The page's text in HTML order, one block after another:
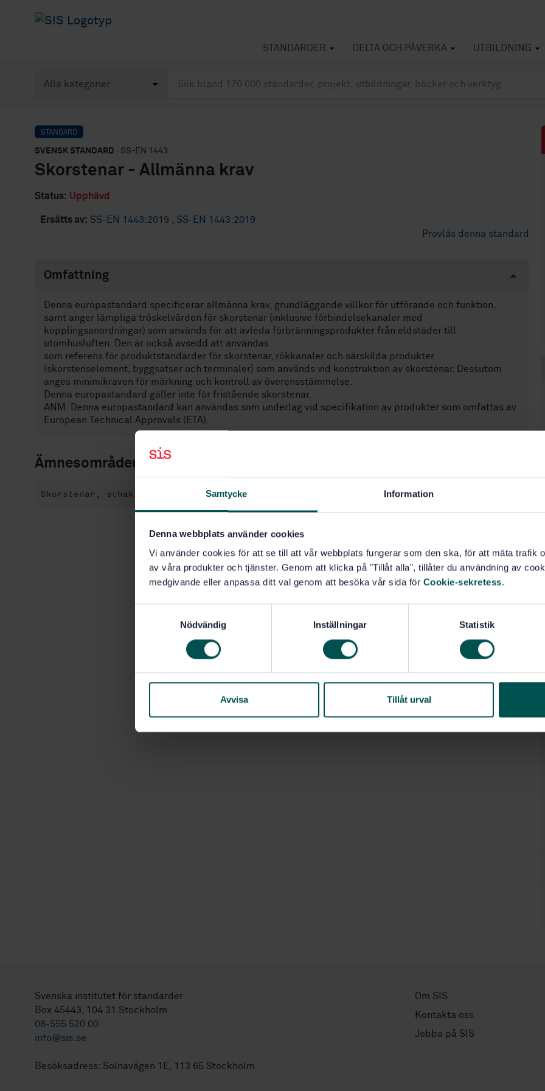
Samtycke Information
Denna webbplats använder cookies
Vi använder cookies för att se till att vår webbplats fungerar som den ska, för att mäta trafik
av våra produkter och tjänster. Genom att klicka på "Tillåt alla", tillåter du användning av
medgivande eller anpassa ditt val genom att besöka vår sida för Cookie-sekretess.
s
Nödvändig Inställningar Statistik
Avvisa Tillåt urval
STANDARDER DELTA OCH PÅVERKA UTBILDNING
STANDARD
SVENSK STANDARD · SS-EN 1443
Skorstenar - Allmänna krav
Status: Upphävd
· Ersätts av: SS-EN 1443:2019
SS-EN 1443:2019
Provläs denna standard
Omfattning
Denna europastandard specificerar allmänna krav, grundläggande villkor för utförande och funktion,
samt anger lämpliga tröskelvärden för skorstenar (inklusive förbindelsekanaler med
kopplingsanordningar) som används för att avleda förbränningsprodukter från eldstäder till
utomhusluften. Den är också avsedd att användas
som referens för produktstandarder för skorstenar, rökkanaler och särskilda produkter
(skorstenselement, byggsatser och terminaler) som används vid konstruktion av skorstenar. Dessutom
anges minimikraven för märkning och kontroll av överensstämmelse.
Denna europastandard gäller inte för fristående skorstenar.
ANM. Denna europastandard kan användas som underlag vid specifikation av produkter som omfattas av
European Technical Approvals (ETA).
Ämnesområden
Skorstenar, schakt, kanaler (91.060.40)
Svenska institutet för standarder
Box 45443, 104 31 Stockholm
08-555 520 00
info@sis.se
Besöksadress: Solnavägen 1E, 113 65 Stockholm
Om SIS
Kontakta oss
Jobba på SIS